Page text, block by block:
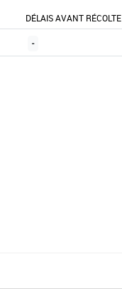
DÉLAIS AVANT RÉCOLTE
-